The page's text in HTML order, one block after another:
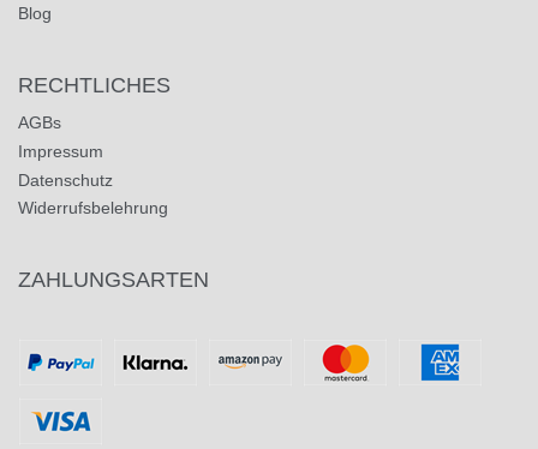
Blog
RECHTLICHES
AGBs
Impressum
Datenschutz
Widerrufsbelehrung
ZAHLUNGSARTEN